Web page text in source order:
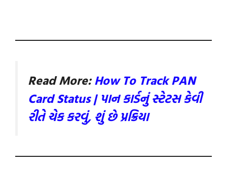
Read More:How To Track PAN
Card Status | પાન કાર્ડનું સ્ટેટસ કેવી
રીતે ચેક કરવું, શું છે પ્રક્રિયા